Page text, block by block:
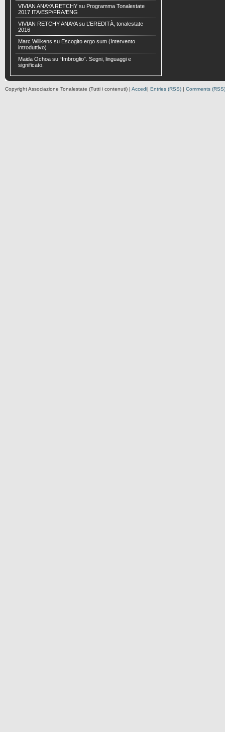
VIVIAN ANAYA RETCHY su Programma Tonalestate
2017 ITA/ESP/FRA/ENG
VIVIAN RETCHY ANAYAsu
L’EREDITÀ, tonalestate
2016
Marc Wilikens su Escogito ergo sum (Intervento
introduttivo)
Maida Ochoa su “Imbroglio”. Segni, linguaggi e
significato.
Copyright Associazione Tonalestate (Tutti i contenuti) | Accedi| Entries (RSS) | Comments (RSS)